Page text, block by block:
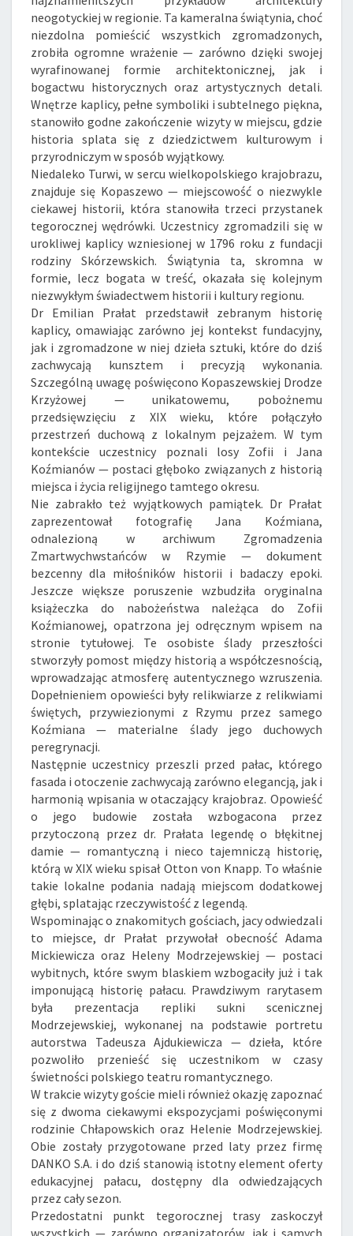
neogotyckiej w regionie. Ta kameralna świątynia, choć
niezdolna pomieścić wszystkich zgromadzonych,
zrobiła ogromne wrażenie — zarówno dzięki swojej
wyrafinowanej formie architektonicznej, jak i
bogactwu historycznych oraz artystycznych detali.
Wnętrze kaplicy, pełne symboliki i subtelnego piękna,
stanowiło godne zakończenie wizyty w miejscu, gdzie
historia splata się z dziedzictwem kulturowym i
przyrodniczym w sposób wyjątkowy.
Niedaleko Turwi, w sercu wielkopolskiego krajobrazu,
znajduje się Kopaszewo — miejscowość o niezwykle
ciekawej historii, która stanowiła trzeci przystanek
tegorocznej wędrówki. Uczestnicy zgromadzili się w
urokliwej kaplicy wzniesionej w 1796 roku z fundacji
rodziny Skórzewskich. Świątynia ta, skromna w
formie, lecz bogata w treść, okazała się kolejnym
niezwykłym świadectwem historii i kultury regionu.
Dr Emilian Prałat przedstawił zebranym historię
kaplicy, omawiając zarówno jej kontekst fundacyjny,
jak i zgromadzone w niej dzieła sztuki, które do dziś
zachwycają kunsztem i precyzją wykonania.
Szczególną uwagę poświęcono Kopaszewskiej Drodze
Krzyżowej — unikatowemu, pobożnemu
przedsięwzięciu z XIX wieku, które połączyło
przestrzeń duchową z lokalnym pejzażem. W tym
kontekście uczestnicy poznali losy Zofii i Jana
Koźmianów — postaci głęboko związanych z historią
miejsca i życia religijnego tamtego okresu.
Nie zabrakło też wyjątkowych pamiątek. Dr Prałat
zaprezentował fotografię Jana Koźmiana,
odnalezioną w archiwum Zgromadzenia
Zmartwychwstańców w Rzymie — dokument
bezcenny dla miłośników historii i badaczy epoki.
Jeszcze większe poruszenie wzbudziła oryginalna
książeczka do nabożeństwa należąca do Zofii
Koźmianowej, opatrzona jej odręcznym wpisem na
stronie tytułowej. Te osobiste ślady przeszłości
stworzyły pomost między historią a współczesnością,
wprowadzając atmosferę autentycznego wzruszenia.
Dopełnieniem opowieści były relikwiarze z relikwiami
świętych, przywiezionymi z Rzymu przez samego
Koźmiana — materialne ślady jego duchowych
peregrynacji.
Następnie uczestnicy przeszli przed pałac, którego
fasada i otoczenie zachwycają zarówno elegancją, jak i
harmonią wpisania w otaczający krajobraz. Opowieść
o jego budowie została wzbogacona przez
przytoczoną przez dr. Prałata legendę o błękitnej
damie — romantyczną i nieco tajemniczą historię,
którą w XIX wieku spisał Otton von Knapp. To właśnie
takie lokalne podania nadają miejscom dodatkowej
głębi, splatając rzeczywistość z legendą.
Wspominając o znakomitych gościach, jacy odwiedzali
to miejsce, dr Prałat przywołał obecność Adama
Mickiewicza oraz Heleny Modrzejewskiej — postaci
wybitnych, które swym blaskiem wzbogaciły już i tak
imponującą historię pałacu. Prawdziwym rarytasem
była prezentacja repliki sukni scenicznej
Modrzejewskiej, wykonanej na podstawie portretu
autorstwa Tadeusza Ajdukiewicza — dzieła, które
pozwoliło przenieść się uczestnikom w czasy
świetności polskiego teatru romantycznego.
W trakcie wizyty goście mieli również okazję zapoznać
się z dwoma ciekawymi ekspozycjami poświęconymi
rodzinie Chłapowskich oraz Helenie Modrzejewskiej.
Obie zostały przygotowane przed laty przez firmę
DANKO S.A. i do dziś stanowią istotny element oferty
edukacyjnej pałacu, dostępny dla odwiedzających
przez cały sezon.
Przedostatni punkt tegorocznej trasy zaskoczył
wszystkich — zarówno organizatorów, jak i samych